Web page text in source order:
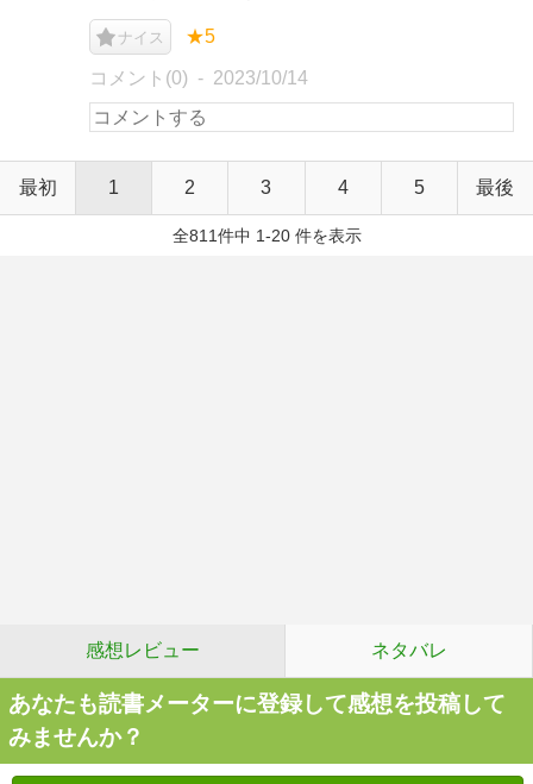
ナイス ★5
コメント(0) 2023/10/14
最初 1 2 3 4 5 最後
全811件中 1-20 件を表示
感想レビュー ネタバレ
あなたも読書メーターに登録して感想を投稿して
みませんか？